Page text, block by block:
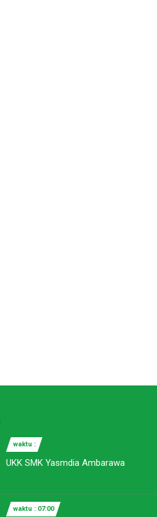
waktu :
UKK SMK Yasmdia Ambarawa
waktu : 07:00